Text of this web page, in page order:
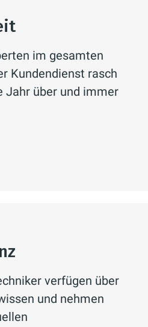
im gesamten
Kundendienst rasch
Jahr über und immer
verfügen über
und nehmen